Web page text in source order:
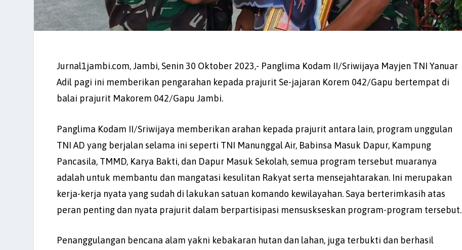
Jurnal1jambi.com, Jambi, Senin 30 Oktober 2023,- Panglima Kodam II/Sriwijaya Mayjen TNI Yanuar
Adil pagi ini memberikan pengarahan kepada prajurit Se-jajaran Korem 042/Gapu bertempat di
balai prajurit Makorem 042/Gapu Jambi.
Panglima Kodam II/Sriwijaya memberikan arahan kepada prajurit antara lain, program unggulan
TNI AD yang berjalan selama ini seperti TNI Manunggal Air, Babinsa Masuk Dapur, Kampung
Pancasila, TMMD, Karya Bakti, dan Dapur Masuk Sekolah, semua program tersebut muaranya
adalah untuk membantu dan mangatasi kesulitan Rakyat serta mensejahtarakan. Ini merupakan
kerja-kerja nyata yang sudah di lakukan satuan komando kewilayahan. Saya berterimkasih atas
peran penting dan nyata prajurit dalam berpartisipasi mensuskseskan program-program tersebut.
Penanggulangan bencana alam yakni kebakaran hutan dan lahan, juga terbukti dan berhasil